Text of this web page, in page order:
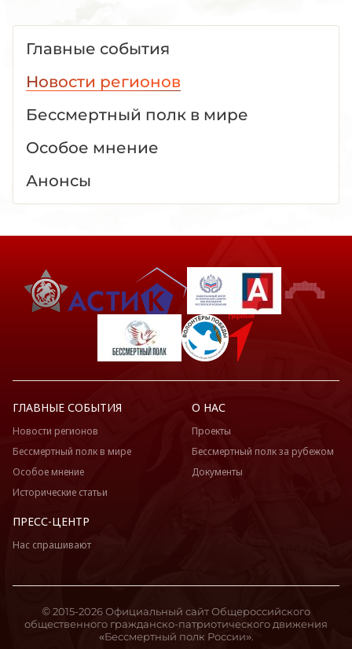
Главные события
Новости регионов
Бессмертный полк в мире
Особое мнение
Анонсы
ГЛАВНЫЕ СОБЫТИЯ
Новости регионов
Бессмертный полк в мире
Особое мнение
Исторические статьи
О НАС
Проекты
Бессмертный полк за рубежом
Документы
ПРЕСС-ЦЕНТР
Нас спрашивают
© 2015-2026 Официальный сайт Общероссийского
общественного гражданско-патриотического движения
«Бессмертный полк России».